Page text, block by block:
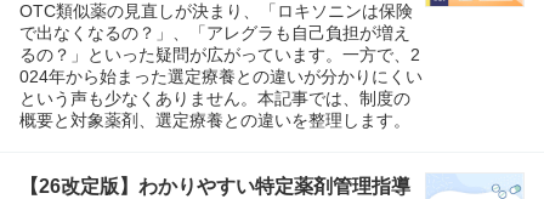
OTC類似薬の見直しが決まり、「ロキソニンは保険
で出なくなるの？」、「アレグラも自己負担が増え
るの？」といった疑問が広がっています。一方で、2
024年から始まった選定療養との違いが分かりにくい
という声も少なくありません。本記事では、制度の
概要と対象薬剤、選定療養との違いを整理します。
【26改定版】わかりやすい特定薬剤管理指導